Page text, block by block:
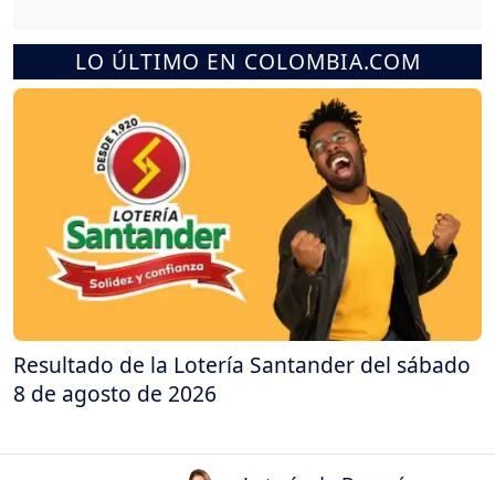
LO ÚLTIMO EN COLOMBIA.COM
Resultado de la Lotería Santander del sábado
8 de agosto de 2026